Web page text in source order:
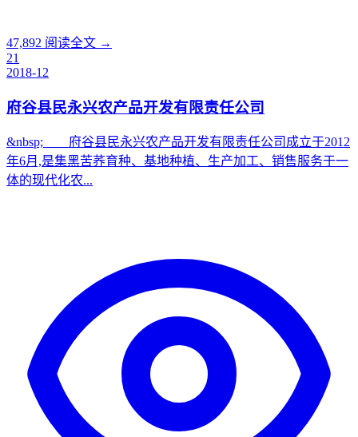
47,892 阅读全文 →
21
2018-12
府谷县民永兴农产品开发有限责任公司
&nbsp; 府谷县民永兴农产品开发有限责任公司成立于2012
年6月,是集黑苦荞育种、基地种植、生产加工、销售服务于一
体的现代化农...